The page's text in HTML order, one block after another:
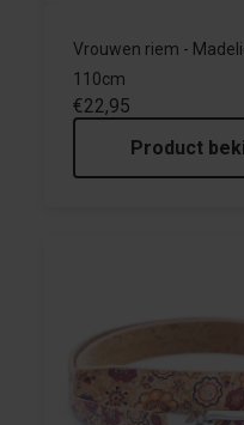
Vrouwen riem -
110cm
€22,95
Product